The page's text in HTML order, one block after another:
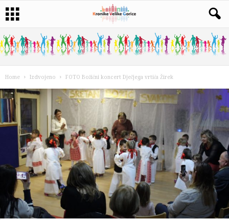
Home Izdvojeno FOTO Božićni koncert Dječjega vrtića Žirek